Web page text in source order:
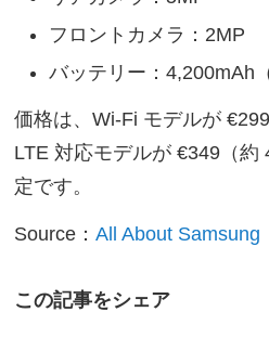
フロントカメラ：2MP
バッテリー：4,200mAh
価格は、Wi-Fi モデルが
LTE 対応モデルが €349（約
定です。
Source：All About Samsung
この記事をシェア